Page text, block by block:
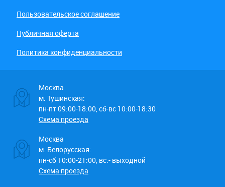
Пользовательское соглашение
Публичная оферта
Политика конфиденциальности
Москва
м. Тушинская:
пн-пт 09:00-18:00, сб-вс 10:00-18:30
Схема проезда
Москва
м. Белорусская:
пн-сб 10:00-21:00, вс.- выходной
Схема проезда